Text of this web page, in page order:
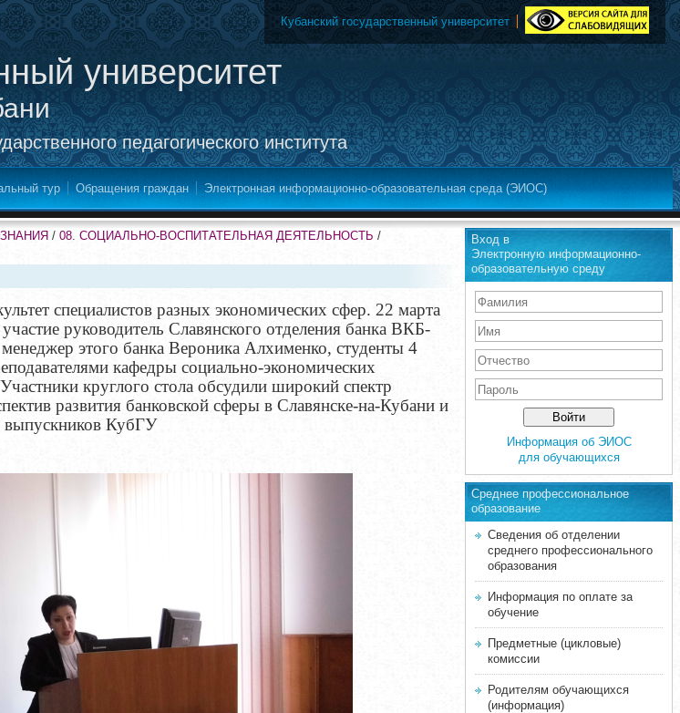
университет
педагогического института
Кубанский государственный университет
тур Обращения граждан Электронная информационно-образовательная среда (ЭИОС)
/ 08. СОЦИАЛЬНО-ВОСПИТАТЕЛЬНАЯ ДЕЯТЕЛЬНОСТЬ /
специалистов разных экономических сфер. 22 марта
руководитель Славянского отделения банка ВКБ-
этого банка Вероника Алхименко, студенты 4
кафедры социально-экономических
круглого стола обсудили широкий спектр
развития банковской сферы в Славянске-на-Кубани и
выпускников КубГУ
Вход в
Электронную информационно-
образовательную среду
Информация об ЭИОС
для обучающихся
Среднее професcиональное
образование
Сведения об отделении
среднего профессионального
образования
Информация по оплате за
обучение
Предметные (цикловые)
комиссии
Родителям обучающихся
(информация)